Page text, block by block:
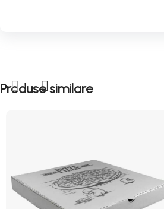
Produse similare